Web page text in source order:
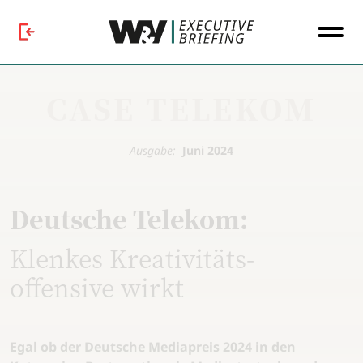
Ausgabe: Juni 2024
Deutsche Telekom:
Klenkes Kreativitäts-
offensive wirkt
Egal ob der Deutsche Mediapreis 2024 in den